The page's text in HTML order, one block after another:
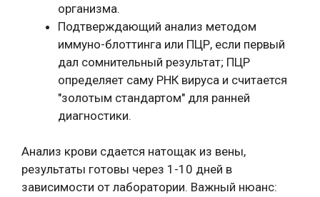
организма.
Подтверждающий анализ методом
иммуно-блоттинга или ПЦР, если первый
дал сомнительный результат; ПЦР
определяет саму РНК вируса и считается
"золотым стандартом" для ранней
диагностики.
Анализ крови сдается натощак из вены,
результаты готовы через 1-10 дней в
зависимости от лаборатории. Важный нюанс: